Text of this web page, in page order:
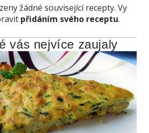
žádné související recepty. Vy
přidáním svého receptu.
vás nejvíce zaujaly